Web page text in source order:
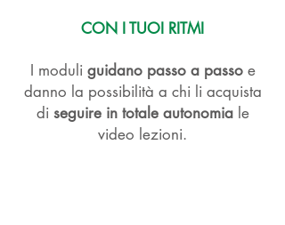
CON I TUOI RITMI
I moduli guidano passo a passoe
danno la possibilità a chi li acquista
di seguire in totale autonomiale
video lezioni.